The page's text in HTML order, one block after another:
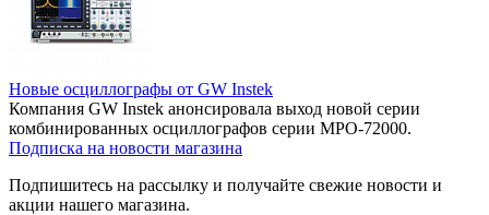
Новые осциллографы от GW Instek
Компания GW Instek анонсировала выход новой серии
комбинированных осциллографов серии MPO-72000.
Подписка на новости магазина
Подпишитесь на рассылку и получайте свежие новости и
акции нашего магазина.